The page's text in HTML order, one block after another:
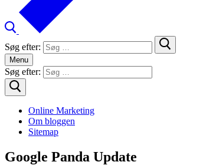
Søg efter:
Menu
Søg efter:
Online Marketing
Om bloggen
Sitemap
Google Panda Update